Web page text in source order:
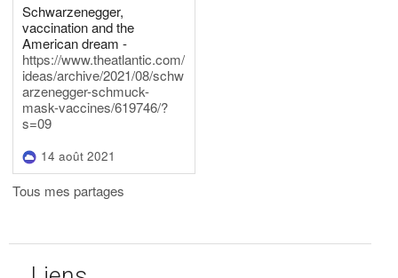
Schwarzenegger,
vaccination and the
American dream -
https://www.theatlantic.com/
ideas/archive/2021/08/schw
arzenegger-schmuck-
mask-vaccines/619746/?
s=09
14 août 2021
Tous mes partages